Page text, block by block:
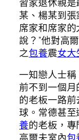
某、楊某到
席家和席家
說？”他對高
之包養震女
一知戀人士
前不到一個
的老板一路
球。常德甚
養的老板，